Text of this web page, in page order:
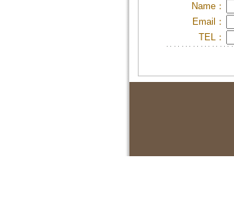
Name：
Email：
TEL：